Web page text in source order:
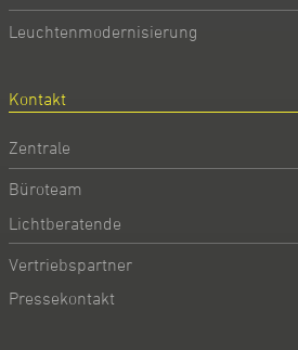
Leuchtenmodernisierung
Kontakt
Zentrale
Büroteam
Lichtberatende
Vertriebspartner
Pressekontakt